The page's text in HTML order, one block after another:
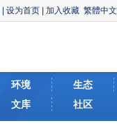
设为首页 加入收藏 繁體中文
环境
生态
文库 社区